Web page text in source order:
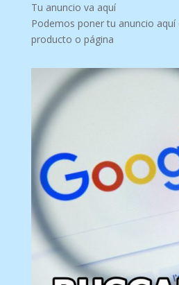
Tu anuncio va aquí
Podemos poner tu anuncio aquí
producto o página